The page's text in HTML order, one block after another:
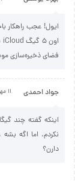
ایول! عجب راهکار
فضای ذخیره‌سازی
جواد احمدی 11 مهر 1404 / 13:06
اینکه گفته چند
نکردم، اما اگه
دارن؟